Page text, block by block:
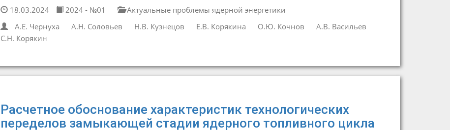
18.03.2024 2024 - №01
Актуальные проблемы ядерной энергетики
А.Е. Чернуха
А.Н. Соловьев Н.В. Кузнецов Е.В. Корякина О.Ю. Кочнов
А.В. Васильев
С.Н. Корякин
Расчетное обоснование характеристик технологических
переделов замыкающей стадии ядерного топливного цикла